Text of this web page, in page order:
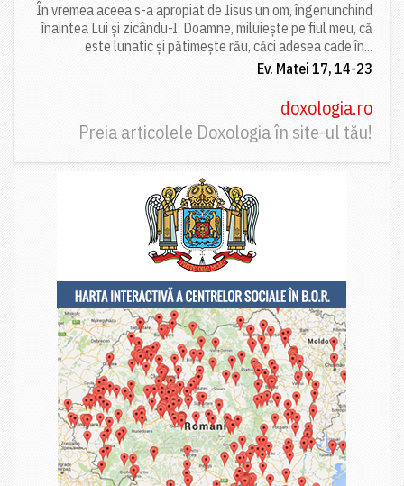
În vremea aceea s-a apropiat de Iisus un om, îngenunchind
înaintea Lui și zicându-I: Doamne, miluiește pe fiul meu, că
este lunatic și pătimește rău, căci adesea cade în...
Ev. Matei 17, 14-23
doxologia.ro
Preia articolele Doxologia în site-ul tău!